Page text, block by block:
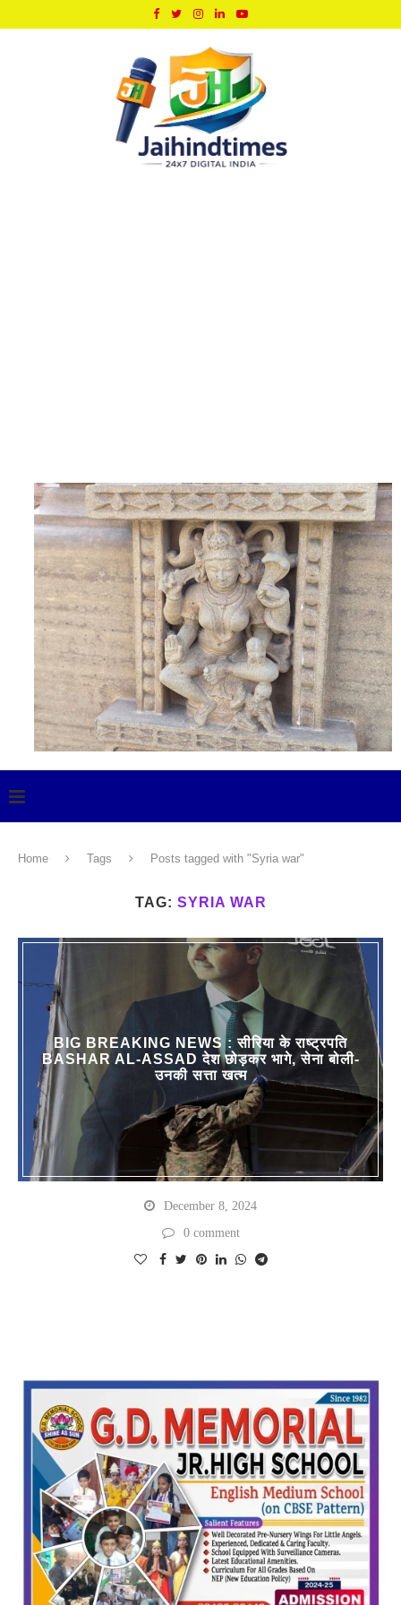
Home Tags Posts tagged with "Syria war"
TAG: SYRIA WAR
BIG BREAKING NEWS : सीरिया के राष्ट्रपति
BASHAR AL-ASSAD देश छोड़कर भागे, सेना बोली-
उनकी सत्ता खत्म
December 8, 2024
0 comment